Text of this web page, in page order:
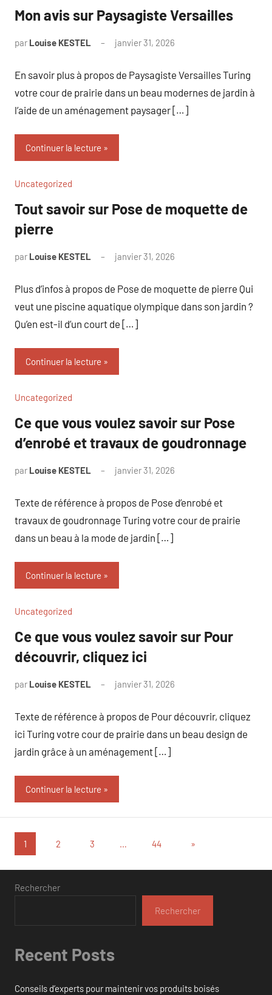
Mon avis sur Paysagiste Versailles
par Louise KESTEL janvier 31, 2026
En savoir plus à propos de Paysagiste Versailles Turing
votre cour de prairie dans un beau modernes de jardin à
l’aide de un aménagement paysager […]
Continuer la lecture
Uncategorized
Tout savoir sur Pose de moquette de
pierre
par Louise KESTEL janvier 31, 2026
Plus d’infos à propos de Pose de moquette de pierre Qui
veut une piscine aquatique olympique dans son jardin ?
Qu’en est-il d’un court de […]
Continuer la lecture
Uncategorized
Ce que vous voulez savoir sur Pose
d’enrobé et travaux de goudronnage
par Louise KESTEL janvier 31, 2026
Texte de référence à propos de Pose d’enrobé et
travaux de goudronnage Turing votre cour de prairie
dans un beau à la mode de jardin […]
Continuer la lecture
Uncategorized
Ce que vous voulez savoir sur Pour
découvrir, cliquez ici
par Louise KESTEL janvier 31, 2026
Texte de référence à propos de Pour découvrir, cliquez
ici Turing votre cour de prairie dans un beau design de
jardin grâce à un aménagement […]
Continuer la lecture
Pagination
des
publications
1 2 3 … 44
Articles
»
Rechercher
Rechercher
Recent Posts
Conseils d’experts pour maintenir vos produits boisés